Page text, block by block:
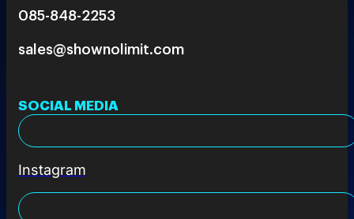
085-848-2253
sales@shownolimit.com
SOCIAL MEDIA
Instagram